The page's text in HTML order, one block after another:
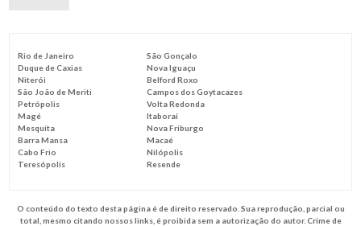
Rio de Janeiro
São Gonçalo
Duque de Caxias
Nova Iguaçu
Niterói
Belford Roxo
São João de Meriti
Campos dos Goytacazes
Petrópolis
Volta Redonda
Magé
Itaboraí
Mesquita
Nova Friburgo
Barra Mansa
Macaé
Cabo Frio
Nilópolis
Teresópolis
Resende
O conteúdo do texto desta página é de direito reservado. Sua reprodução, parcial ou
total, mesmo citando nossos links, é proibida sem a autorização do autor. Crime de